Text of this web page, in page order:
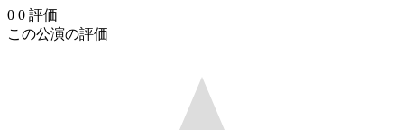
0 0 評価
この公演の評価